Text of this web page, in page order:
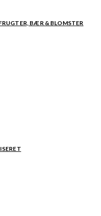
BÆR & BLOMSTER